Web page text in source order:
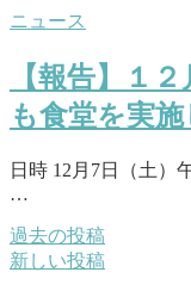
ニュース
【報告】１
も食堂を実
日時 12月7日（土）
…
投
稿
過去の投稿
新しい投稿